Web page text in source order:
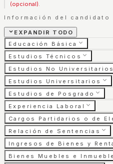
(opcional).
Información del candidato
EXPANDIR TODO
Educación Básica
Estudios Técnicos
Estudios No Universitarios
Estudios Universitarios
Estudios de Posgrado
Experiencia Laboral
Cargos Partidarios o de
Relación de Sentencias
Ingresos de Bienes y
Bienes Muebles e